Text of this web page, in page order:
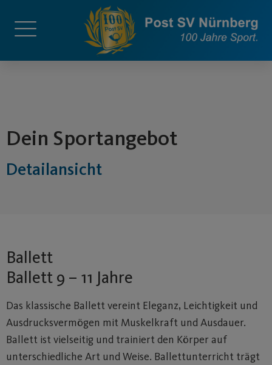
Dein Sportangebot
Detailansicht
Ballett
Ballett 9 – 11 Jahre
Das klassische Ballett vereint Eleganz, Leichtigkeit und
Ausdrucksvermögen mit Muskelkraft und Ausdauer.
Ballett ist vielseitig und trainiert den Körper auf
unterschiedliche Art und Weise. Ballettunterricht trägt